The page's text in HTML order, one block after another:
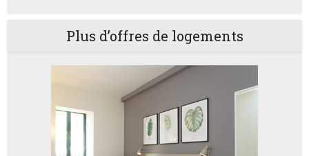
Plus d’offres de logements